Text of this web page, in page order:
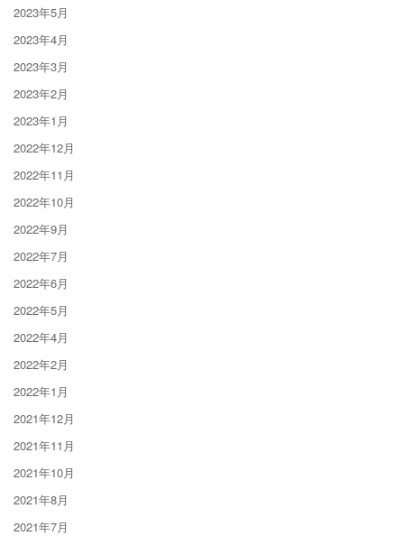
2023年5月
2023年4月
2023年3月
2023年2月
2023年1月
2022年12月
2022年11月
2022年10月
2022年9月
2022年7月
2022年6月
2022年5月
2022年4月
2022年2月
2022年1月
2021年12月
2021年11月
2021年10月
2021年8月
2021年7月